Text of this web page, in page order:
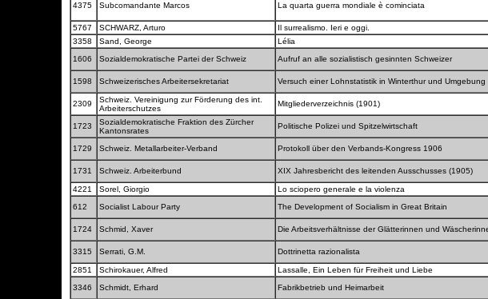
4375 Subcomandante Marcos La quarta guerra mondiale è cominciata
5767
SCHWARZ, Arturo Il surrealismo. Ieri e oggi.
3358
Sand, George Lélia
1606
Sozialdemokratische Partei der Schweiz Aufruf an alle sozialistisch gesinnten Schweizer
1598 Schweizerisches Arbeitersekretariat Versuch einer Lohnstatistik in Winterthur und Umgebung
2309
Schweiz. Vereinigung zur Förderung des int.
Arbeiterschutzes
Mitgliederverzeichnis (1901)
1723
Sozialdemokratische Fraktion des Zürcher
Kantonsrates
Politische Polizei und Spitzelwirtschaft
1729
Schweiz. Metallarbeiter-Verband Protokoll über den Verbands-Kongress 1906
1731 Schweiz. Arbeiterbund XIX Jahresbericht des leitenden Ausschusses (1905)
4221 Sorel, Giorgio Lo sciopero generale e la violenza
612
Socialist Labour Party The Development of Socialism in Great Britain
1724 Schmid, Xaver Die Arbeitsverhältnisse der Glätterinnen und
3315 Serrati, G.M. Dottrinetta razionalista
2851 Schirokauer, Alfred Lassalle, Ein Leben für Freiheit und Liebe
3346
Schmidt, Erhard Fabrikbetrieb und Heimarbeit